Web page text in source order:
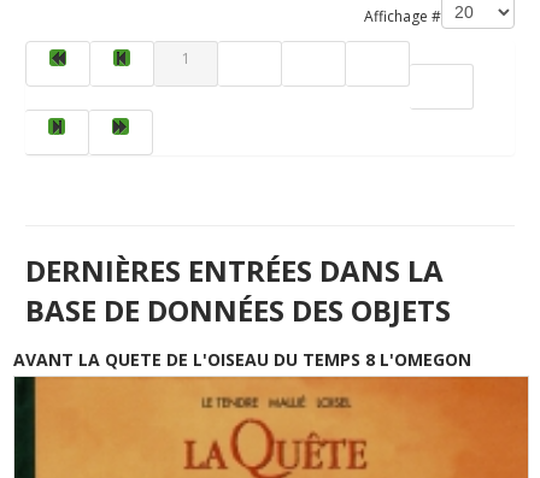
Affichage #
1
DERNIÈRES ENTRÉES DANS LA
BASE DE DONNÉES DES OBJETS
AVANT LA QUETE DE L'OISEAU DU TEMPS 8 L'OMEGON